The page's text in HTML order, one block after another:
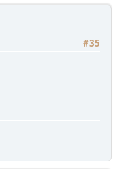
#35